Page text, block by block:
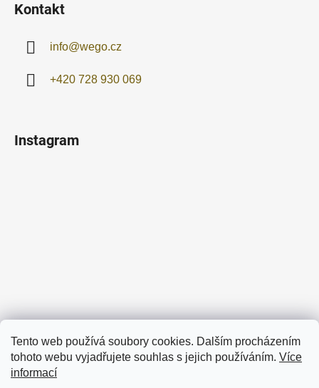
Tento web používá soubory cookies. Dalším procházením
tohoto webu vyjadřujete souhlas s jejich používáním. Více
informací
Kontakt
info@wego.cz
+420 728 930 069
Instagram
Facebook